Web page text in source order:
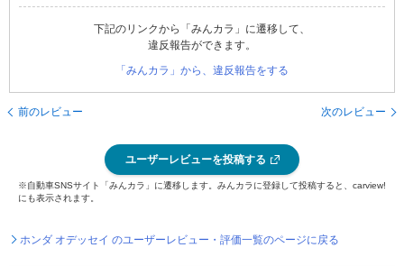
下記のリンクから「みんカラ」に遷移して、
違反報告ができます。
「みんカラ」から、違反報告をする
前のレビュー 次のレビュー
ユーザーレビューを投稿する
※自動車SNSサイト「みんカラ」に遷移します。みんカラに登録して投稿すると、carview!
にも表示されます。
ホンダ オデッセイ のユーザーレビュー・評価一覧のページに戻る